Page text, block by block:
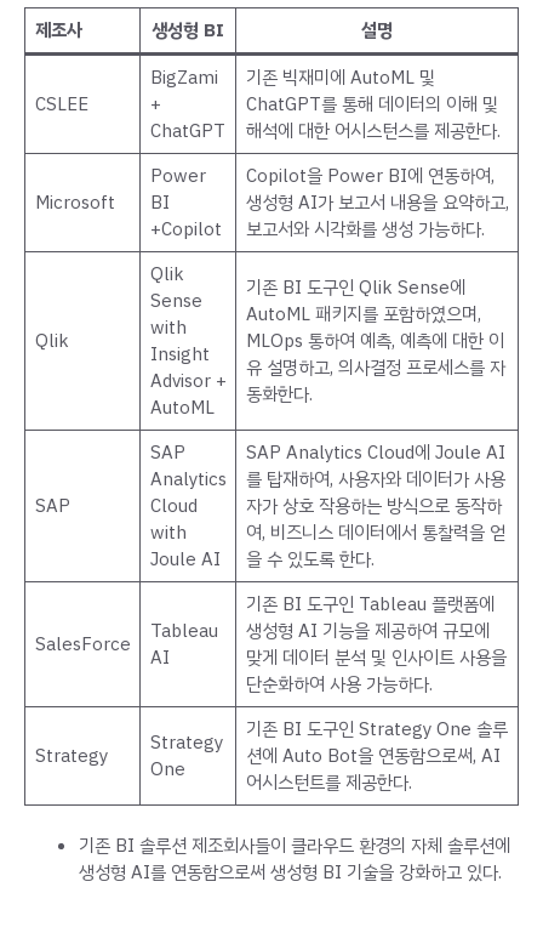
제조사 생성형 BI 설명
CSLEE
BigZami
+
ChatGPT
기존 빅재미에 AutoML 및
ChatGPT를 통해 데이터의 이해 및
해석에 대한 어시스턴스를 제공한다.
Microsoft
Power
BI
+Copilot
Copilot을 Power BI에 연동하여,
생성형 AI가 보고서 내용을 요약하고,
보고서와 시각화를 생성 가능하다.
Qlik
Qlik
Sense
with
Insight
Advisor +
AutoML
기존 BI 도구인 Qlik Sense에
AutoML 패키지를 포함하였으며,
MLOps 통하여 예측, 예측에 대한 이
유 설명하고, 의사결정 프로세스를 자
동화한다.
SAP
SAP
Analytics
Cloud
with
Joule AI
SAP Analytics Cloud에 Joule AI
를 탑재하여, 사용자와 데이터가 사용
자가 상호 작용하는 방식으로 동작하
여, 비즈니스 데이터에서 통찰력을 얻
을 수 있도록 한다.
SalesForce
Tableau
AI
기존 BI 도구인 Tableau 플랫폼에
생성형 AI 기능을 제공하여 규모에
맞게 데이터 분석 및 인사이트 사용을
단순화하여 사용 가능하다.
Strategy
Strategy
One
기존 BI 도구인 Strategy One 솔루
션에 Auto Bot을 연동함으로써, AI
어시스턴트를 제공한다.
기존 BI 솔루션 제조회사들이 클라우드 환경의 자체 솔루션에
생성형 AI를 연동함으로써 생성형 BI 기술을 강화하고 있다.